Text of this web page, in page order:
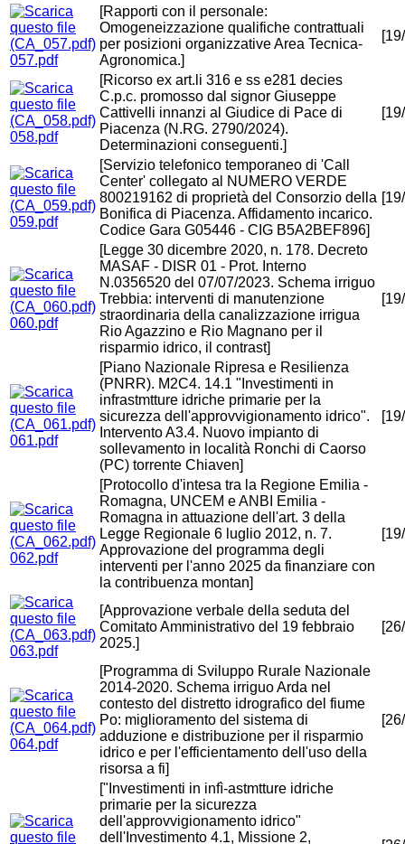
057.pdf
[Rapporti con il personale:
Omogeneizzazione qualifiche contrattuali
per posizioni organizzative Area Tecnica-
Agronomica.]
058.pdf
[Ricorso ex art.li 316 e ss e281 decies
C.p.c. promosso dal signor Giuseppe
Cattivelli innanzi al Giudice di Pace di
Piacenza (N.RG. 2790/2024).
Determinazioni conseguenti.]
059.pdf
[Servizio telefonico temporaneo di 'Call
Center' collegato al NUMERO VERDE
800219162 di proprietà del Consorzio della
Bonifica di Piacenza. Affidamento incarico.
Codice Gara G05446 - CIG B5A2BEF896]
060.pdf
[Legge 30 dicembre 2020, n. 178. Decreto
MASAF - DISR 01 - Prot. Interno
N.0356520 del 07/07/2023. Schema irriguo
Trebbia: interventi di manutenzione
straordinaria della canalizzazione irrigua
Rio Agazzino e Rio Magnano per il
risparmio idrico, il contrast]
061.pdf
[Piano Nazionale Ripresa e Resilienza
(PNRR). M2C4. 14.1 "Investimenti in
infrastmtture idriche primarie per la
sicurezza dell'approvvigionamento idrico".
Intervento A3.4. Nuovo impianto di
sollevamento in località Ronchi di Caorso
(PC) torrente Chiaven]
062.pdf
[Protocollo d'intesa tra la Regione Emilia -
Romagna, UNCEM e ANBI Emilia -
Romagna in attuazione dell'art. 3 della
Legge Regionale 6 luglio 2012, n. 7.
Approvazione del programma degli
interventi per l'anno 2025 da finanziare con
la contribuenza montan]
063.pdf
[Approvazione verbale della seduta del
Comitato Amministrativo del 19 febbraio
2025.]
064.pdf
[Programma di Sviluppo Rurale Nazionale
2014-2020. Schema irriguo Arda nel
contesto del distretto idrografico del fiume
Po: miglioramento del sistema di
adduzione e distribuzione per il risparmio
idrico e per l'efficientamento dell'uso della
risorsa a fi]
["Investimenti in infì-astmtture idriche
primarie per la sicurezza
dell'approvvigionamento idrico"
dell'Investimento 4.1, Missione 2,